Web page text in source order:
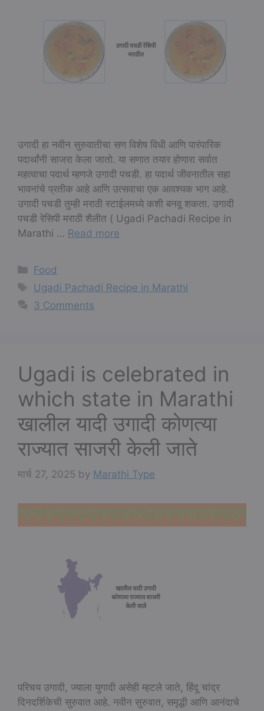
उगादी हा नवीन सुरुवातीचा सण विशेष विधी आणि पारंपारिक
पदार्थांनी साजरा केला जातो. या सणात तयार होणारा सर्वात
महत्वाचा पदार्थ म्हणजे उगादी पचडी. हा पदार्थ जीवनातील सहा
भावनांचे प्रतीक आहे आणि उत्सवाचा एक आवश्यक भाग आहे.
उगादी पचडी तुम्ही मराठी स्टाईलमध्ये कशी बनवू शकता. उगादी
पचडी रेसिपी मराठी शैलीत ( Ugadi Pachadi Recipe in
Marathi … Read more
Categories
Food
Tags
Ugadi Pachadi Recipe in Marathi
3 Comments
Ugadi is celebrated in
which state in Marathi
खालील यादी उगादी कोणत्या
राज्यात साजरी केली जाते
मार्च 27, 2025 by Marathi Type
परिचय उगादी, ज्याला युगादी असेही म्हटले जाते, हिंदू चांद्र
दिनदर्शिकेची सुरुवात आहे. नवीन सुरुवात, समृद्धी आणि आनंदाचे